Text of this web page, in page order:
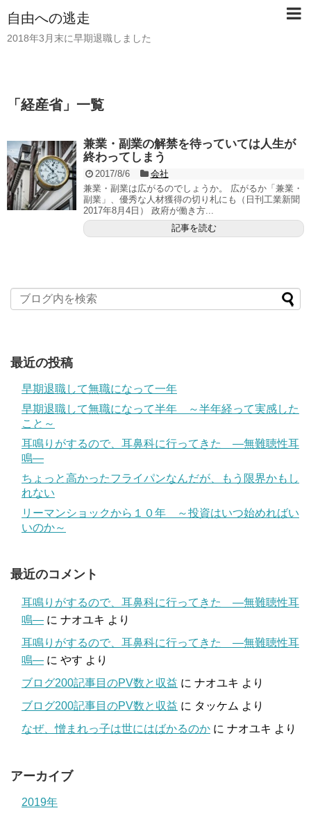
自由への逃走
2018年3月末に早期退職しました
「 経産省」 一覧
兼業・副業の解禁を待っていては人生が
終わってしまう
2017/8/6
会社
兼業・副業は広がるのでしょうか。 広がるか「兼業・
副業」、優秀な人材獲得の切り札にも（日刊工業新聞
2017年8月4日） 政府が働き方...
記事を読む
最近の投稿
早期退職して無職になって一年
早期退職して無職になって半年 ～半年経って実感した
こと～
耳鳴りがするので、耳鼻科に行ってきた ―無難聴性耳
鳴―
ちょっと高かったフライパンなんだが、もう限界かもし
れない
リーマンショックから１０年 ～投資はいつ始めればい
いのか～
最近のコメント
耳鳴りがするので、耳鼻科に行ってきた ―無難聴性耳
鳴― に ナオユキ より
耳鳴りがするので、耳鼻科に行ってきた ―無難聴性耳
鳴― に やす より
ブログ200記事目のPV数と収益 に ナオユキ より
ブログ200記事目のPV数と収益 に タッケム より
なぜ、憎まれっ子は世にはばかるのか に ナオユキ より
アーカイブ
2019年